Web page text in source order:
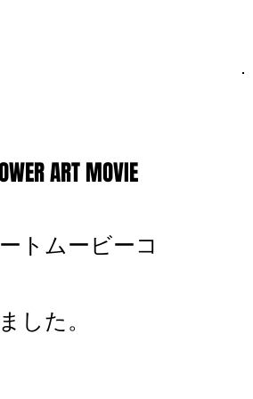
ART MOVIE
トムービーコ
した。